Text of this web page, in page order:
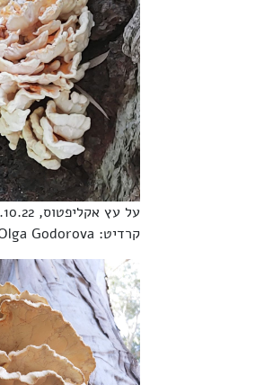
על עץ אקליפטוס, 29.10.22
קרדיט: Olga Godorova